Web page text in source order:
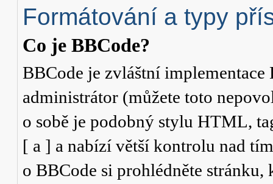
Formátování a typy
Co je BBCode?
BBCode je zvláštní
administrátor (můžete toto
o sobě je podobný stylu HTML,
[ a ] a nabízí větší kontrolu nad
o BBCode si prohlédněte